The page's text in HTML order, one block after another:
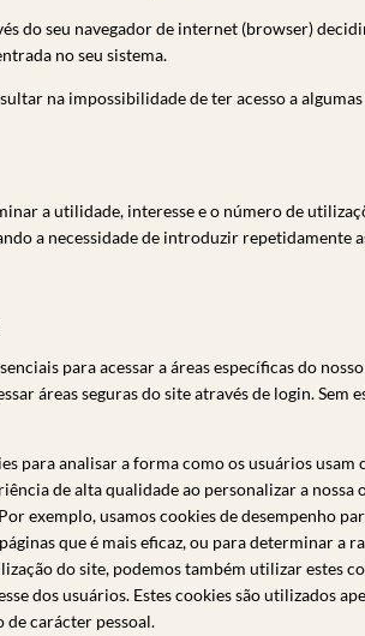
do seu navegador de internet (browser)
no seu sistema.
na impossibilidade de ter acesso a
a utilidade, interesse e o número de
a necessidade de introduzir repetidamente
para acessar a áreas específicas do
áreas seguras do site através de login. Sem
para analisar a forma como os usuários
de alta qualidade ao personalizar a
exemplo, usamos cookies de desempenho
que é mais eficaz, ou para determinar a
do site, podemos também utilizar estes
dos usuários. Estes cookies são utilizados
carácter pessoal.